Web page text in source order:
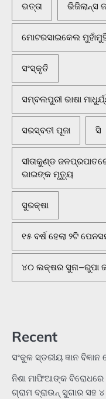
ଭତ୍ତା ଭିଜିଲାନ୍ସ
ମୋଟରସାଇକେଲ
ସଂସ୍କୃତି
ସମ୍ବଲପୁରୀ ଭାଷା
ସରସ୍ବତୀ ପୂଜା ସି
ସୀତାକୁଣ୍ଡ
ଭାଇଙ୍କ ମୃତ୍ୟୁ
ସୁରକ୍ଷା
୧୫ ବର୍ଷ ହେଲା ୨ଟି
୪୦ ଲକ୍ଷର ସୁନା–ରୁପା
Recent
ସଂକୁଳ ସ୍ତରୀୟ ଜ୍ଞାନ
ନିଶା ମାଫିଆଙ୍କ
ଗ୍ରାମ ବ୍ରାଉନ୍ ସୁଗାର